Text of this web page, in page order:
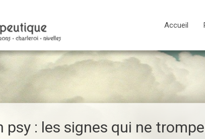
Accueil
psy : les signes qui ne